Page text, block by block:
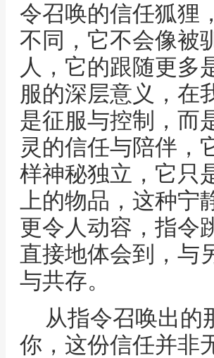
令召唤的信任狐狸
不同，它不会像被
人，它的跟随更多
服的深层意义，在
是征服与控制，而
灵的信任与陪伴，
样神秘独立，它只
上的物品，这种
更令人动容，指令
直接地体会到，与
与共存。
从指令召唤出的
你，这份信任并非